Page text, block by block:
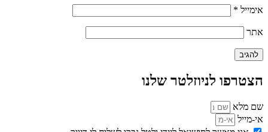
אימייל *
אתר
הצטרפו לניוזלטר שלנו
שם מלא
אי-מייל